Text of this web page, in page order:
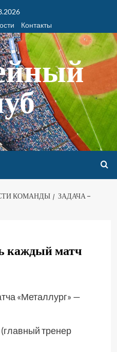
Контакты
КОМАНДЫ
ЗАДАЧА –
каждый матч
«Металлург» —
тренер